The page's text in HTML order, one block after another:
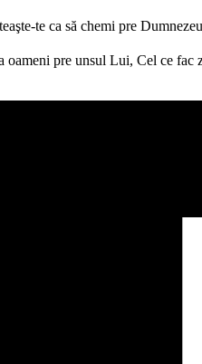
te ca să chemi pre
oameni pre unsul Lui, Cel ce